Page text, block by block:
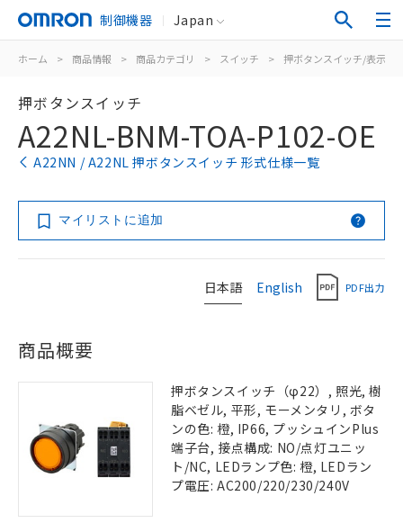
制御機器 Japan
ホーム > 商品情報 > 商品カテゴリ > スイッチ > 押ボタンスイッチ/表示灯
押ボタンスイッチ
A22NL-BNM-TOA-P102-OE
A22NN / A22NL 押ボタンスイッチ 形式仕様一覧
マイリストに追加
日本語 English PDF出力
商品概要
押ボタンスイッチ（φ22）, 照光, 樹
脂ベゼル, 平形, モーメンタリ, ボタ
ンの色: 橙, IP66, プッシュインPlus
端子台, 接点構成: NO/点灯ユニッ
ト/NC, LEDランプ色: 橙, LEDラン
プ電圧: AC200/220/230/240V